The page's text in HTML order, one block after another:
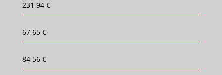
231,94 €
67,65 €
84,56 €